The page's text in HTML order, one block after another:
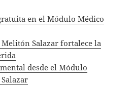
en el Módulo Médico
Salazar fortalece la
desde el Módulo